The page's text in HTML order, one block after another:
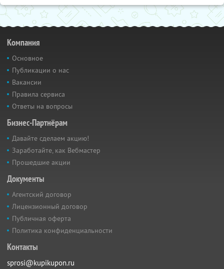
Компания
Основное
Публикации о нас
Вакансии
Правила сервиса
Ответы на вопросы
Бизнес-Партнёрам
Давайте сделаем акцию!
Заработайте, как Вебмастер
Прошедшие акции
Документы
Агентский договор
Лицензионный договор
Публичная оферта
Политика конфиденциальности
Контакты
sprosi@kupikupon.ru